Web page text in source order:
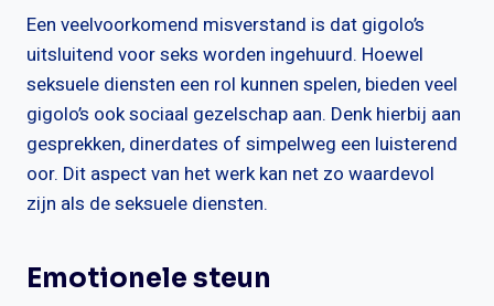
Een veelvoorkomend misverstand is dat gigolo’s
uitsluitend voor seks worden ingehuurd. Hoewel
seksuele diensten een rol kunnen spelen, bieden veel
gigolo’s ook sociaal gezelschap aan. Denk hierbij aan
gesprekken, dinerdates of simpelweg een luisterend
oor. Dit aspect van het werk kan net zo waardevol
zijn als de seksuele diensten.
Emotionele steun